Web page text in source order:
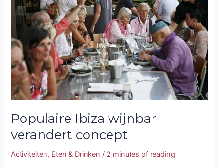
Populaire Ibiza wijnbar
verandert concept
Activiteiten, Eten & Drinken / 2 minutes of reading
verandert
concept